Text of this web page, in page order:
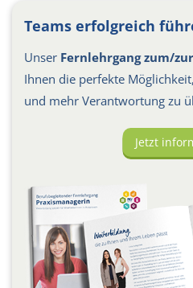
Teams erfolgreich
Unser Fernlehrgang zum/
Ihnen die perfekte
und mehr Verantwortung zu
Jetzt